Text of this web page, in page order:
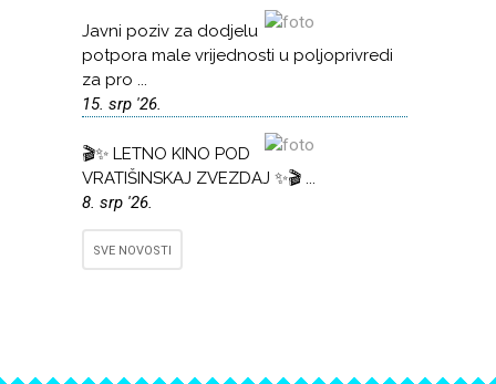
Javni poziv za dodjelu
potpora male vrijednosti u poljoprivredi
za pro ...
15. srp '26.
🎬✨ LETNO KINO POD
VRATIŠINSKAJ ZVEZDAJ ✨🎬 ...
8. srp '26.
SVE NOVOSTI